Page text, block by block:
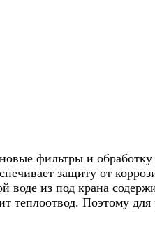
фильтры и
защиту от
воде из под крана
Поэтому